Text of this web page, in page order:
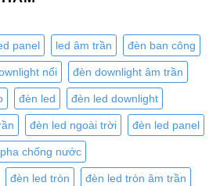
panel led âm trần đèn ban công
nổi đèn downlight âm trần
đèn led đèn led downlight
đèn led ngoài trời đèn led panel
chống nước
đèn led tròn đèn led tròn âm trần